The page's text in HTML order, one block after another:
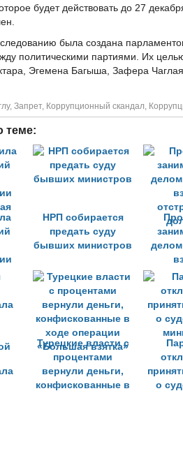
будет действовать до 27
была создана
политическими партиями. Их
Эгемена Багыша, Зафера
, Запрет, Коррупционный скандал,
теме:
НРП собирается
предать суду
бывших министров
Турецкие власти с
процентами
вернули деньги,
конфискованные в
о